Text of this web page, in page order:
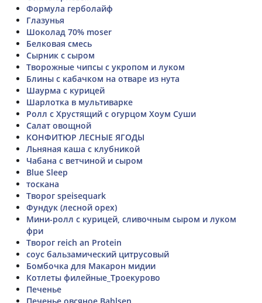
Формула герболайф
Глазунья
Шоколад 70% moser
Белковая смесь
Сырник с сыром
Творожные чипсы с укропом и луком
Блины с кабачком на отваре из нута
Шаурма с курицей
Шарлотка в мультиварке
Ролл с Хрустящий с огурцом Хоум Суши
Салат овощной
КОНФИТЮР ЛЕСНЫЕ ЯГОДЫ
Льняная каша с клубникой
Чабана с ветчиной и сыром
Blue Sleep
тоскана
Творог speisequark
Фундук (лесной орех)
Мини-ролл с курицей, сливочным сыром и луком
фри
Творог reich an Protein
соус бальзамический цитрусовый
Бомбочка для Макарон мидии
Котлеты филейные_Троекурово
Печенье